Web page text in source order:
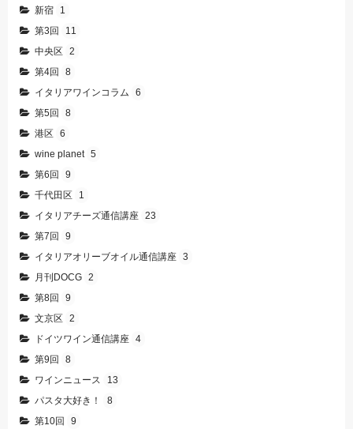
新宿
1
第3回
11
中央区 2
第4回
8
イタリアワインコラム
6
第5回
8
港区 6
wine planet 5
第6回
9
千代田区
1
イタリアチーズ通信講座 23
第7回
9
イタリアオリーブオイル通信講座 3
月刊DOCG 2
第8回
9
文京区 2
ドイツワイン通信講座 4
第9回
8
ワインニュース
13
パスタ大好き！
8
第10回
9